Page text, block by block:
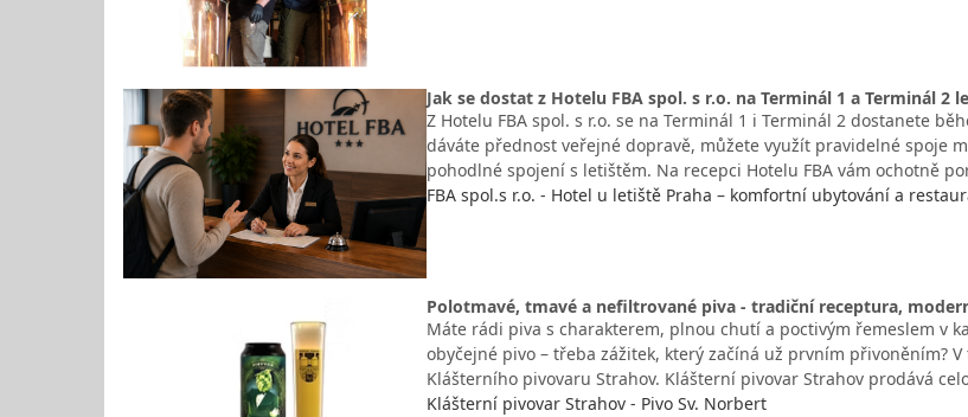
Jak se dostat z Hotelu FBA spol. s r.o. na Terminál 1 a Terminál 2
Z Hotelu FBA spol. s r.o. se na Terminál 1 i Terminál 2 dostanete
dáváte přednost veřejné dopravě, můžete využít pravidelné spoje
pohodlné spojení s letištěm. Na recepci Hotelu FBA vám ochotně
FBA spol.s r.o. - Hotel u letiště Praha – komfortní ubytování a
Polotmavé, tmavé a nefiltrované piva - tradiční receptura,
Máte rádi piva s charakterem, plnou chutí a poctivým řemeslem v
obyčejné pivo – třeba zážitek, který začíná už prvním přivoněním?
Klášterního pivovaru Strahov. Klášterní pivovar Strahov prodává
Klášterní pivovar Strahov - Pivo Sv. Norbert